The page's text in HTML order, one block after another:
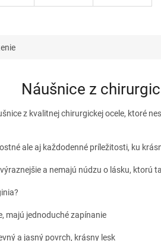
Náušnice z
z kvalitnej chirurgickej ocele, ktoré
ale aj každodenné príležitosti, ku
a nemajú núdzu o lásku,
majú jednoduché zapínanie
a jasný povrch, krásny lesk